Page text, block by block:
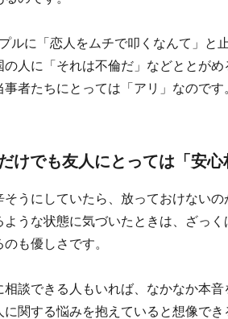
ルに「恋人をムチで叩くなんて」と
の人に「それは不倫だ」などととが
者たちにとっては「アリ」なのです
けでも友人にとっては「安心
そうにしていたら、放っておけない
ような状態に気づいたときは、ざっ
も優しさです。
相談できる人もいれば、なかなか本
に関する悩みを抱えていると想像で